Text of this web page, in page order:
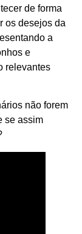
de forma
os desejos da
a
e
relevantes
não forem
se assim